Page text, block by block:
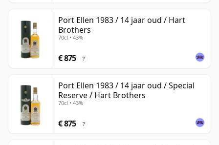
Port Ellen 1983 / 14 jaar oud / Hart
Brothers
70cl • 43%
€ 875 ?
Port Ellen 1983 / 14 jaar oud / Special
Reserve / Hart Brothers
70cl • 43%
€ 875 ?